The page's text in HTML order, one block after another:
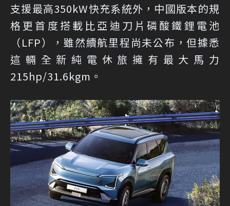
支援最高350kW快充系統外，中國版本的規
格更首度搭載比亞迪刀片磷酸鐵鋰電池
（LFP），雖然續航里程尚未公布，但據悉
這輛全新純電休旅擁有最大馬力
215hp/31.6kgm。